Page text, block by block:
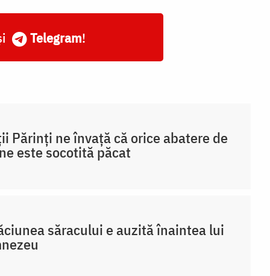
Telegram!
Părinți ne învață că orice abatere de
este socotită păcat
săracului e auzită înaintea lui